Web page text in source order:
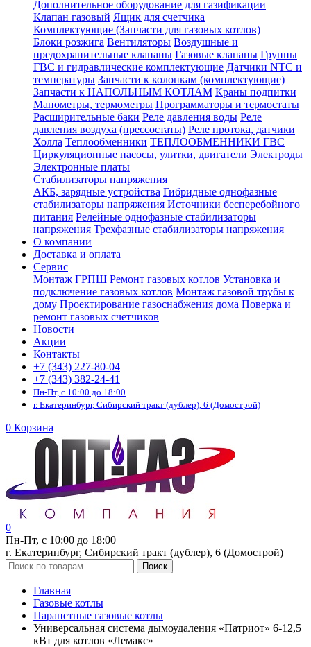
Дополнительное оборудование для газификации
Клапан газовый Ящик для счетчика
Комплектующие (Запчасти для газовых котлов)
Блоки розжига Вентиляторы Воздушные и
предохранительные клапаны Газовые клапаны Группы
ГВС и гидравлические комплектующие Датчики NTC и
температуры Запчасти к колонкам (комплектующие)
Запчасти к НАПОЛЬНЫМ КОТЛАМ Краны подпитки
Манометры, термометры Программаторы и термостаты
Расширительные баки Реле давления воды Реле
давления воздуха (прессостаты) Реле протока, датчики
Холла Теплообменники ТЕПЛООБМЕННИКИ ГВС
Циркуляционные насосы, улитки, двигатели Электроды
Электронные платы
Стабилизаторы напряжения
АКБ, зарядные устройства Гибридные однофазные
стабилизаторы напряжения Источники бесперебойного
питания Релейные однофазные стабилизаторы
напряжения Трехфазные стабилизаторы напряжения
О компании
Доставка и оплата
Сервис
Монтаж ГРПШ Ремонт газовых котлов Установка и
подключение газовых котлов Монтаж газовой трубы к
дому Проектирование газоснабжения дома Поверка и
ремонт газовых счетчиков
Новости
Акции
Контакты
+7 (343) 227-80-04
+7 (343) 382-24-41
Пн-Пт, с 10:00 до 18:00
г. Екатеринбург, Сибирский тракт (дублер), 6 (Домострой)
0 Корзина
0
Пн-Пт, с 10:00 до 18:00
г. Екатеринбург, Сибирский тракт (дублер), 6 (Домострой)
Поиск
Главная
Газовые котлы
Парапетные газовые котлы
Универсальная система дымоудаления «Патриот» 6-12,5
кВт для котлов «Лемакс»